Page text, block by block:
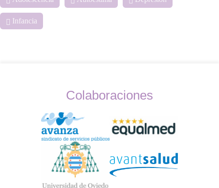
Infancia
Colaboraciones